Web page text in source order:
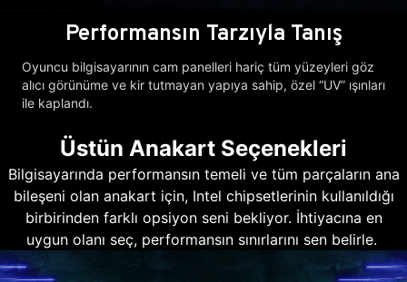
Performansın Tarzıyla Tanış
Oyuncu bilgisayarının cam panelleri hariç tüm yüzeyleri göz
alıcı görünüme ve kir tutmayan yapıya sahip, özel “UV” ışınları
ile kaplandı.
Üstün Anakart Seçenekleri
Bilgisayarında performansın temeli ve tüm parçaların ana
bileşeni olan anakart için, Intel chipsetlerinin kullanıldığı
birbirinden farklı opsiyon seni bekliyor. İhtiyacına en
uygun olanı seç, performansın sınırlarını sen belirle.